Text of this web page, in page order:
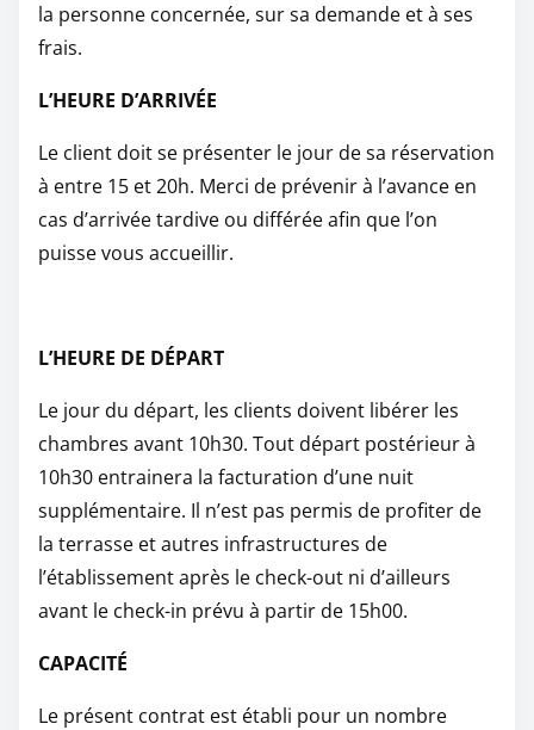
la personne concernée, sur sa demande et à ses
frais.
L’HEURE D’ARRIVÉE
Le client doit se présenter le jour de sa réservation
à entre 15 et 20h. Merci de prévenir à l’avance en
cas d’arrivée tardive ou différée afin que l’on
puisse vous accueillir.
L’HEURE DE DÉPART
Le jour du départ, les clients doivent libérer les
chambres avant 10h30. Tout départ postérieur à
10h30 entrainera la facturation d’une nuit
supplémentaire. Il n’est pas permis de profiter de
la terrasse et autres infrastructures de
l’établissement après le check-out ni d’ailleurs
avant le check-in prévu à partir de 15h00.
CAPACITÉ
Le présent contrat est établi pour un nombre